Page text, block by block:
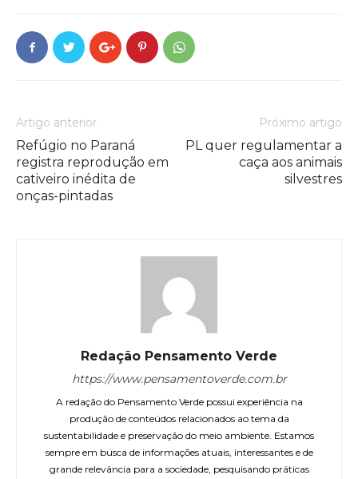
Artigo anterior
Refúgio no Paraná
registra reprodução em
cativeiro inédita de
onças-pintadas
Próximo artigo
PL quer regulamentar a
caça aos animais
silvestres
Redação Pensamento Verde
https://www.pensamentoverde.com.br
A redação do Pensamento Verde possui experiência na
produção de conteúdos relacionados ao tema da
sustentabilidade e preservação do meio ambiente. Estamos
sempre em busca de informações atuais, interessantes e de
grande relevância para a sociedade, pesquisando práticas